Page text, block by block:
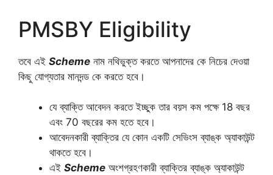
PMSBY Eligibility
তবে এই Scheme নাম নথিভুক্ত করতে আপনাদের কে নিচের দেওয়া
কিছু যোগ্যতার মানদন্ড কে করতে হবে।
যে ব্যাক্তি আবেদন করতে ইচ্ছুক তার বয়স কম পক্ষে 18 বছর
এবং 70 বছরের কম হতে হবে।
আবেদনকারী ব্যাক্তির যে কোন একটি সেভিংস ব্যাঙ্ক অ্যাকাউন্ট
থাকতে হবে।
এই Scheme অংশগ্রহণকারী ব্যাক্তির ব্যাঙ্ক অ্যাকাউন্ট